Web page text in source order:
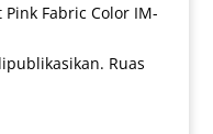
Fabric Color IM-
Ruas